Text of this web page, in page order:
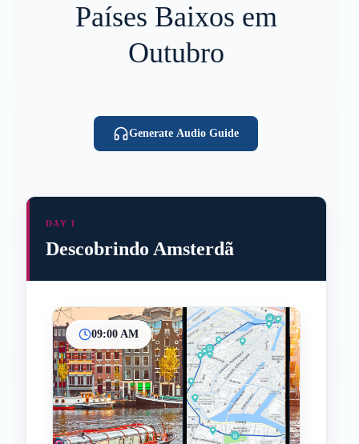
Países Baixos em
Outubro
Generate Audio Guide
DAY 1
Descobrindo Amsterdã
09:00 AM